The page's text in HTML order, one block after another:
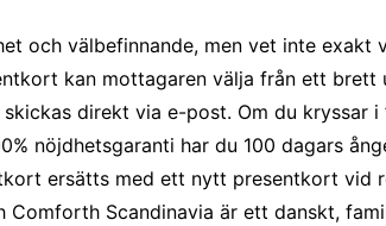
och välbefinnande, men vet inte exakt
kan mottagaren välja från ett
direkt via e-post. Om du kryssar i
nöjdhetsgaranti har du 100 dagars
ersätts med ett nytt presentkort vid
Scandinavia är ett danskt,